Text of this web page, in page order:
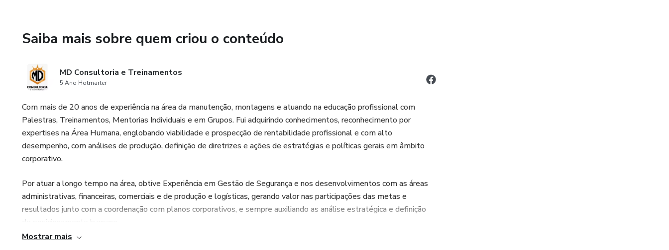
* Prático, simples e objetivo
* Personalização do Certificado
* 100% dos funcionários aprovados
* Descontos para Equipe de Funcionários
Saiba mais sobre quem criou o conteúdo
MD Consultoria e Treinamentos
5 Ano Hotmarter
Com mais de 20 anos de experiência na área da manutenção, montagens e atuando na educação profissional com
Palestras, Treinamentos, Mentorias Individuais e em Grupos. Fui adquirindo conhecimentos, reconhecimento por
expertises na Área Humana, englobando viabilidade e prospecção de rentabilidade profissional e com alto
desempenho, com análises de produção, definição de diretrizes e ações de estratégias e políticas gerais em âmbito
corporativo.
Por atuar a longo tempo na área, obtive Experiência em Gestão de Segurança e nos desenvolvimentos com as áreas
administrativas, financeiras, comerciais e de produção e logísticas, gerando valor nas participações das metas e
resultados junto com a coordenação com planos corporativos, e sempre auxiliando as análise estratégica e definição
de posicionamento humano.
Mostrar mais